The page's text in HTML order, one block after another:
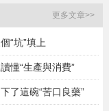
更多文章>>
“坑”填上
懂“生產與消費”
了這碗“苦口良藥”